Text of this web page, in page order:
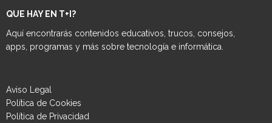
QUE HAY EN T+I?
Aquí encontrarás contenidos educativos, trucos, consejos,
apps, programas y más sobre tecnología e informática.
Aviso Legal
Política de Cookies
Política de Privacidad